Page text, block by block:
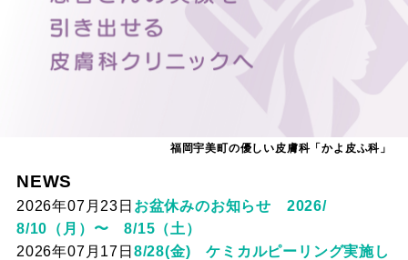
福岡宇美町の優しい皮膚科「かよ皮ふ科」
NEWS
2026年07月23日 お盆休みのお知らせ 2026/
8/10（月）〜 8/15（土）
2026年07月17日 8/28(金) ケミカルピーリング実施し